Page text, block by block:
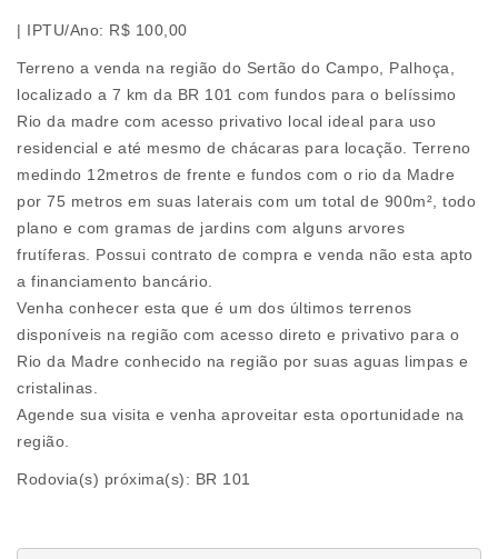
| IPTU/Ano: R$ 100,00
Terreno a venda na região do Sertão do Campo, Palhoça,
localizado a 7 km da BR 101 com fundos para o belíssimo
Rio da madre com acesso privativo local ideal para uso
residencial e até mesmo de chácaras para locação. Terreno
medindo 12metros de frente e fundos com o rio da Madre
por 75 metros em suas laterais com um total de 900m², todo
plano e com gramas de jardins com alguns arvores
frutíferas. Possui contrato de compra e venda não esta apto
a financiamento bancário.
Venha conhecer esta que é um dos últimos terrenos
disponíveis na região com acesso direto e privativo para o
Rio da Madre conhecido na região por suas aguas limpas e
cristalinas.
Agende sua visita e venha aproveitar esta oportunidade na
região.
Rodovia(s) próxima(s): BR 101